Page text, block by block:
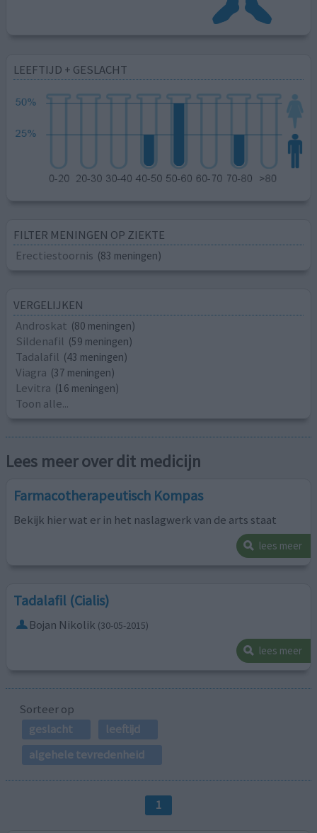
LEEFTIJD + GESLACHT
FILTER MENINGEN OP ZIEKTE
Erectiestoornis (83 meningen)
VERGELIJKEN
Androskat (80 meningen)
Sildenafil (59 meningen)
Tadalafil (43 meningen)
Viagra (37 meningen)
Levitra (16 meningen)
Toon alle...
Lees meer over dit medicijn
Farmacotherapeutisch Kompas
Bekijk hier wat er in het naslagwerk van de arts staat
lees meer
Tadalafil (Cialis)
Bojan Nikolik (30-05-2015)
lees meer
Sorteer op
geslacht
leeftijd
algehele tevredenheid
1